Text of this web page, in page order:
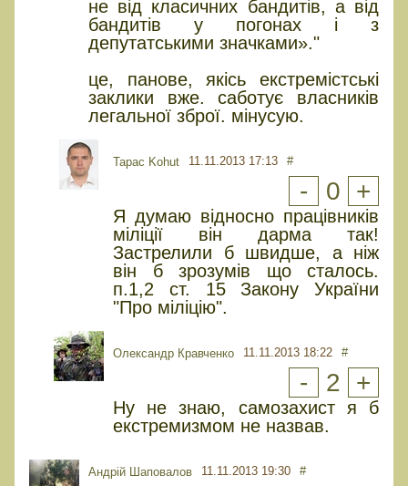
не від класичних бандитів, а від
бандитів у погонах і з
депутатськими значками»."
це, панове, якісь екстремістські
заклики вже. саботує власників
легальної зброї. мінусую.
Tapac Kohut 11.11.2013 17:13 #
- 0 +
Я думаю відносно працівників
міліції він дарма так!
Застрелили б швидше, а ніж
він б зрозумів що сталось.
п.1,2 ст. 15 Закону України
"Про міліцію".
Олександр Кравченко 11.11.2013 18:22 #
- 2 +
Ну не знаю, самозахист я б
екстремизмом не назвав.
Андрій Шаповалов 11.11.2013 19:30 #